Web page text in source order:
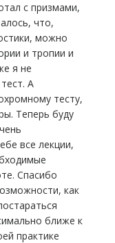
с призмами,
что,
можно
и тропии и
я не
А
тесту,
Теперь буду
все лекции,
Спасибо
как
ближе к
практике